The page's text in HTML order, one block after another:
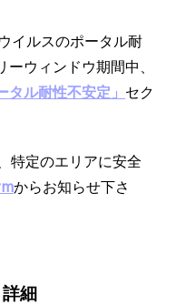
イルスのポータル耐
ウィンドウ期間中、
タル耐性不安定」 セク
特定のエリアに安全
からお知らせ下さ
詳細